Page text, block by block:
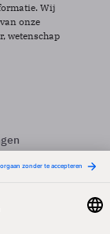
Wij
onze
wetenschap